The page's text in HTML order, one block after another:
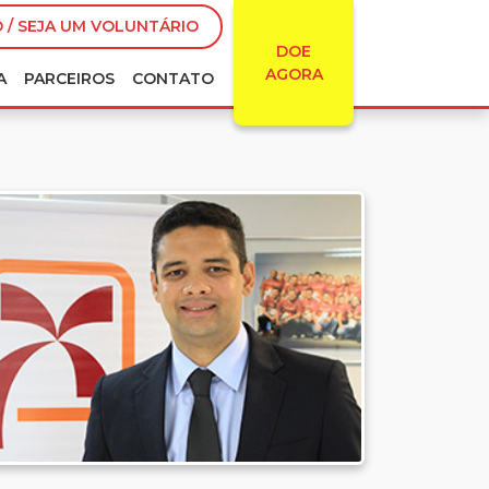
/ SEJA UM VOLUNTÁRIO
DOE
AGORA
PARCEIROS CONTATO